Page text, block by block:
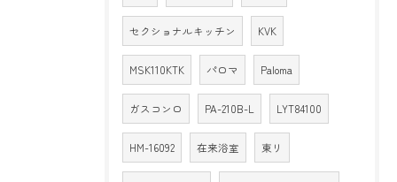
セクショナルキッチン KVK
MSK110KTK パロマ Paloma
ガスコンロ PA-210B-L LYT84100
HM-16092 在来浴室 東リ